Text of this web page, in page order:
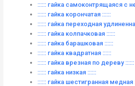
:::::: гайка самоконтрящаяся с
:::::: гайка корончатая ::::::
:::::: гайка переходная
:::::: гайка колпачковая ::::::
:::::: гайка барашковая ::::::
:::::: гайка квадратная ::::::
:::::: гайка врезная по дереву ::::::
:::::: гайка низкая ::::::
:::::: гайка шестигранная медная